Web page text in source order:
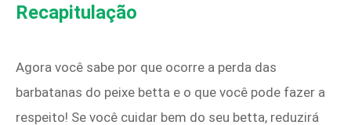
Recapitulação
Agora você sabe por que ocorre a perda das
barbatanas do peixe betta e o que você pode fazer a
respeito! Se você cuidar bem do seu betta, reduzirá